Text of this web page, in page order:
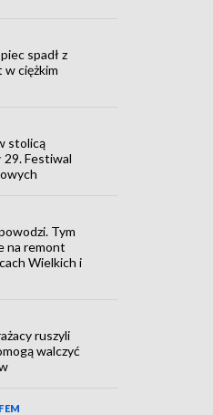
spadł z
w ciężkim
stolicą
29. Festiwal
Tym
na remont
Wielkich i
ruszyli
walczyć